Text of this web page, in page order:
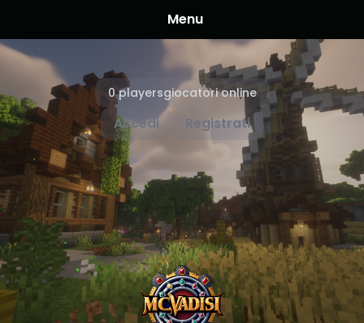
0 playersgiocatori online
Accedi Registrati
Menu